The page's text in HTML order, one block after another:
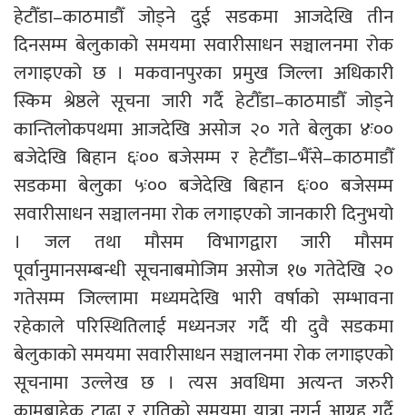
हेटौँडा–काठमाडौँ जोड्ने दुई सडकमा आजदेखि तीन
दिनसम्म बेलुकाको समयमा सवारीसाधन सञ्चालनमा रोक
लगाइएको छ । मकवानपुरका प्रमुख जिल्ला अधिकारी
स्किम श्रेष्ठले सूचना जारी गर्दै हेटौँडा–काठमाडौँ जोड्ने
कान्तिलोकपथमा आजदेखि असोज २० गते बेलुका ४ः००
बजेदेखि बिहान ६ः०० बजेसम्म र हेटौँडा–भैँसे–काठमाडौँ
सडकमा बेलुका ५ः०० बजेदेखि बिहान ६ः०० बजेसम्म
सवारीसाधन सञ्चालनमा रोक लगाइएको जानकारी दिनुभयो
। जल तथा मौसम विभागद्वारा जारी मौसम
पूर्वानुमानसम्बन्धी सूचनाबमोजिम असोज १७ गतेदेखि २०
गतेसम्म जिल्लामा मध्यमदेखि भारी वर्षाको सम्भावना
रहेकाले परिस्थितिलाई मध्यनजर गर्दै यी दुवै सडकमा
बेलुकाको समयमा सवारीसाधन सञ्चालनमा रोक लगाइएको
सूचनामा उल्लेख छ । त्यस अवधिमा अत्यन्त जरुरी